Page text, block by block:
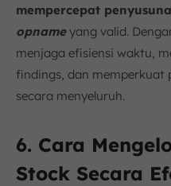
mempercepat
opnameyang valid.
menjaga efisiensi waktu,
findings, dan memperkuat
secara menyeluruh.
6. Cara
Stock Secara